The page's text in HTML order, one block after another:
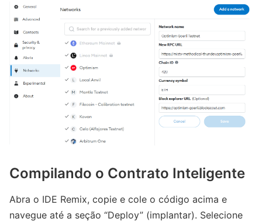
Compilando o Contrato Inteligente
Abra o IDE Remix, copie e cole o código acima e
navegue até a seção “Deploy” (implantar). Selecione